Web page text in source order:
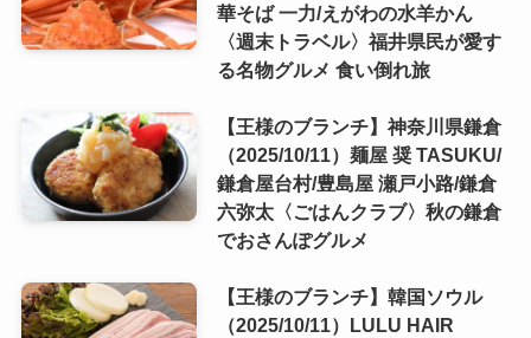
華そば 一力/えがわの水羊かん
〈週末トラベル〉福井県民が愛す
る名物グルメ 食い倒れ旅
【王様のブランチ】神奈川県鎌倉
（2025/10/11）麺屋 奨 TASUKU/
鎌倉屋台村/豊島屋 瀬戸小路/鎌倉
六弥太〈ごはんクラブ〉秋の鎌倉
でおさんぽグルメ
【王様のブランチ】韓国ソウル
（2025/10/11）LULU HAIR